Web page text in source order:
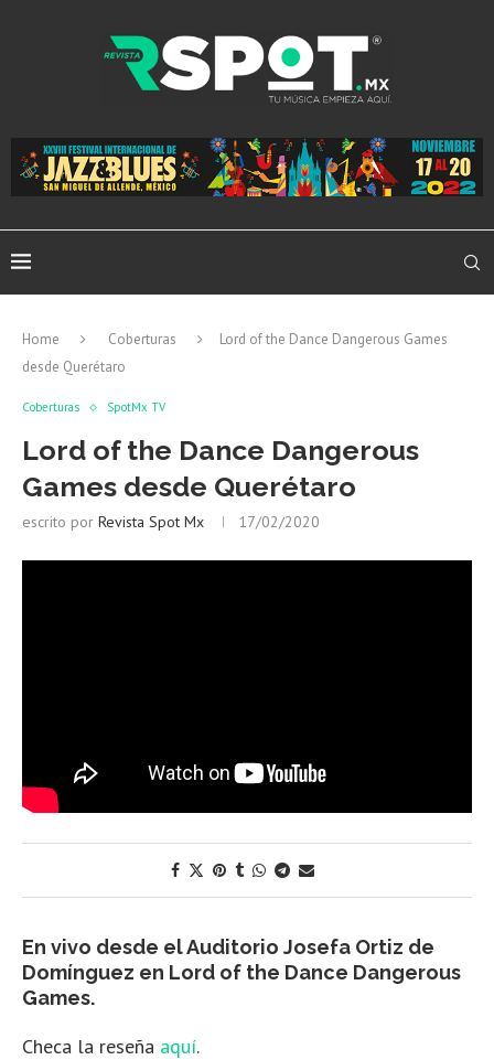
Home Coberturas
Lord of the Dance Dangerous Games
desde Querétaro
Coberturas SpotMx TV
Lord of the Dance Dangerous
Games desde Querétaro
escrito por Revista Spot Mx 17/02/2020
En vivo desde el Auditorio Josefa Ortiz de
Domínguez en Lord of the Dance Dangerous
Games.
Checa la reseña aquí.